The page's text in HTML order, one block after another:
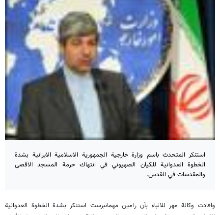
استنكر المتحدث باسم وزارة خارجية الجمهورية الاسلامية الايرانية بشدة
الخطوة العدوانية للكيان الصهيوني في انتهاك حرمة المسجد الاقصى
والمقدسات في القدس.
وافادت وكالة مهر للانباء بأن رامين مهمانبرست استنكر بشدة الخطوة العدوانية